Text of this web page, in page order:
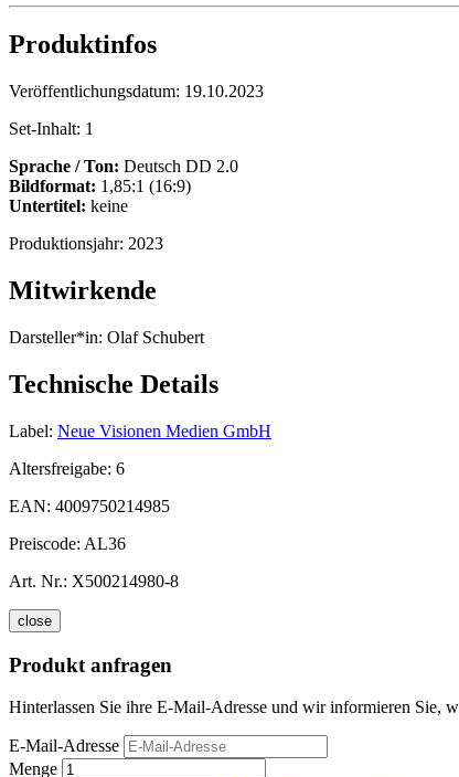
Produktinfos
Veröffentlichungsdatum: 19.10.2023
Set-Inhalt: 1
Sprache / Ton: Deutsch DD 2.0
Bildformat: 1,85:1 (16:9)
Untertitel: keine
Produktionsjahr: 2023
Mitwirkende
Darsteller*in: Olaf Schubert
Technische Details
Label: Neue Visionen Medien GmbH
Altersfreigabe: 6
EAN: 4009750214985
Preiscode: AL36
Art. Nr.: X500214980-8
close
Produkt anfragen
Hinterlassen Sie ihre E-Mail-Adresse und wir informieren Sie,
E-Mail-Adresse
Menge